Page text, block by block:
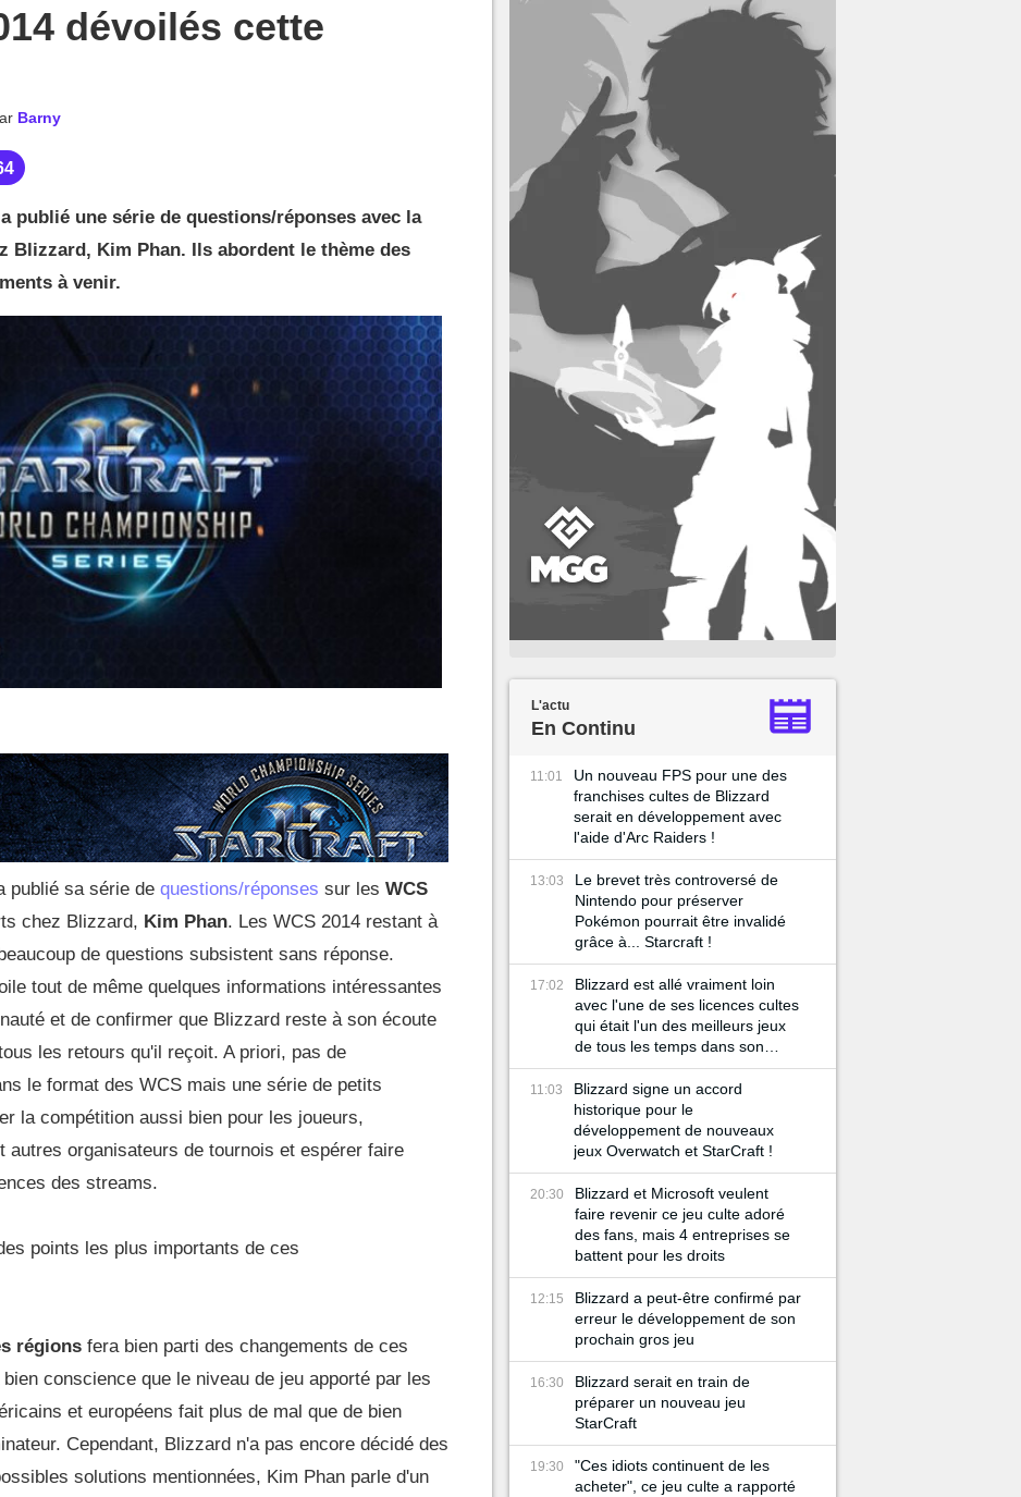
dévoilés cette
Barny
publié une série de questions/réponses avec la
Blizzard, Kim Phan. Ils abordent le thème des
à venir.
publié sa série de questions/réponses sur les WCS
chez Blizzard, Kim Phan. Les WCS 2014 restant à
de questions subsistent sans réponse.
tout de même quelques informations intéressantes
et de confirmer que Blizzard reste à son écoute
les retours qu'il reçoit. A priori, pas de
le format des WCS mais une série de petits
la compétition aussi bien pour les joueurs,
autres organisateurs de tournois et espérer faire
des streams.
points les plus importants de ces
régions fera bien parti des changements de ces
conscience que le niveau de jeu apporté par les
et européens fait plus de mal que de bien
Cependant, Blizzard n'a pas encore décidé des
solutions mentionnées, Kim Phan parle d'un
L'actu
En Continu
11:01
Un nouveau FPS pour une des
franchises cultes de Blizzard
serait en développement avec
l'aide d'Arc Raiders !
13:03
Le brevet très controversé de
Nintendo pour préserver
Pokémon pourrait être invalidé
grâce à... Starcraft !
17:02
Blizzard est allé vraiment loin
avec l'une de ses licences cultes
qui était l'un des meilleurs jeux
de tous les temps dans son
genre
11:03
Blizzard signe un accord
historique pour le
développement de nouveaux
jeux Overwatch et StarCraft !
20:30
Blizzard et Microsoft veulent
faire revenir ce jeu culte adoré
des fans, mais 4 entreprises se
battent pour les droits
12:15
Blizzard a peut-être confirmé par
erreur le développement de son
prochain gros jeu
16:30
Blizzard serait en train de
préparer un nouveau jeu
StarCraft
19:30
"Ces idiots continuent de les
acheter", ce jeu culte a rapporté